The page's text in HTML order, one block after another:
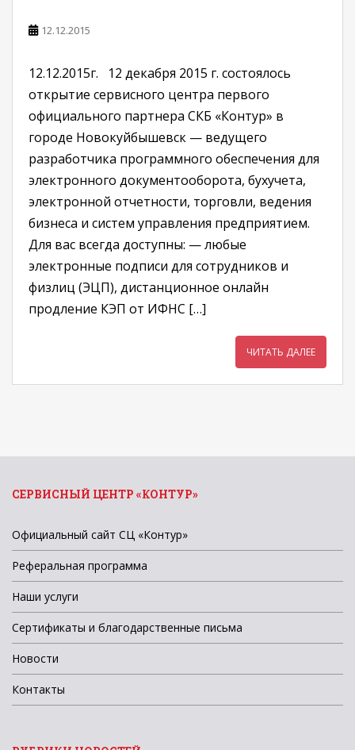
12.12.2015
12.12.2015г. 12 декабря 2015 г. состоялось
открытие сервисного центра первого
официального партнера СКБ «Контур» в
городе Новокуйбышевск — ведущего
разработчика программного обеспечения для
электронного документооборота, бухучета,
электронной отчетности, торговли, ведения
бизнеса и систем управления предприятием.
Для вас всегда доступны: — любые
электронные подписи для сотрудников и
физлиц (ЭЦП), дистанционное онлайн
продление КЭП от ИФНС […]
ЧИТАТЬ ДАЛЕЕ
СЕРВИСНЫЙ ЦЕНТР «КОНТУР»
Официальный сайт СЦ «Контур»
Реферальная программа
Наши услуги
Сертификаты и благодарственные письма
Новости
Контакты